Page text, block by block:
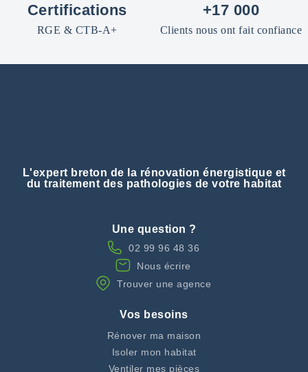
Certifications
RGE & CTB-A+
+17 000
Clients nous ont fait confiance
L'expert breton de la rénovation énergistique et
du traitement des pathologies de votre habitat
Une question ?
02 99 96 48 36
Nous écrire
Trouver une agence
Vos besoins
Rénover ma maison
Isoler mon habitat
Ventiler mes pièces